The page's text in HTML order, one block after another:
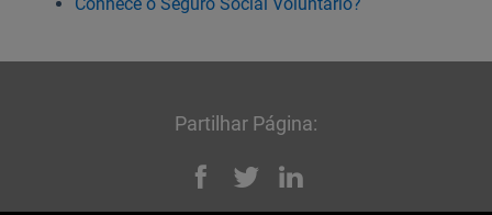
Partilhar Página:
Facebook
Twitter